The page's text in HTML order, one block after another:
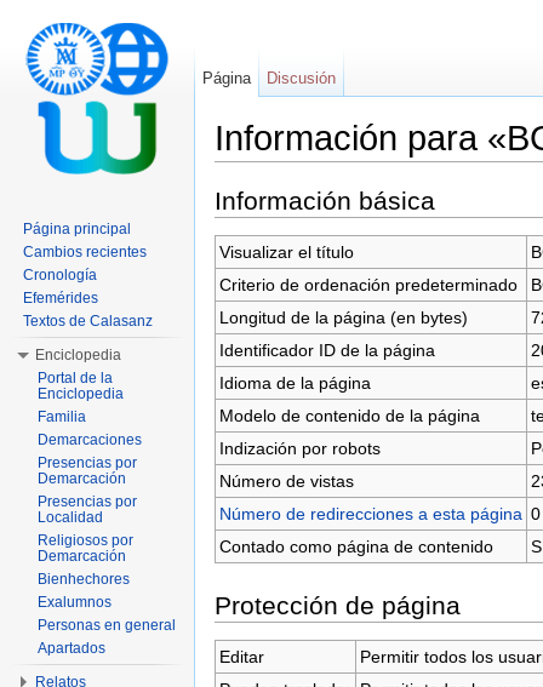
Información para
Información básica
Visualizar el título
Criterio de ordenación predeterminado
Longitud de la página (en bytes)
Identificador ID de la página
Idioma de la página
Modelo de contenido de la página
Indización por robots
Número de vistas
Número de redirecciones a esta página 0
Contado como página de contenido
Protección de página
Editar
Permitir todos los
Página Discusión
Página principal
Cambios recientes
Cronología
Efemérides
Textos de Calasanz
Enciclopedia
Portal de la
Enciclopedia
Familia
Demarcaciones
Presencias por
Demarcación
Presencias por
Localidad
Religiosos por
Demarcación
Bienhechores
Exalumnos
Personas en general
Apartados
Relatos